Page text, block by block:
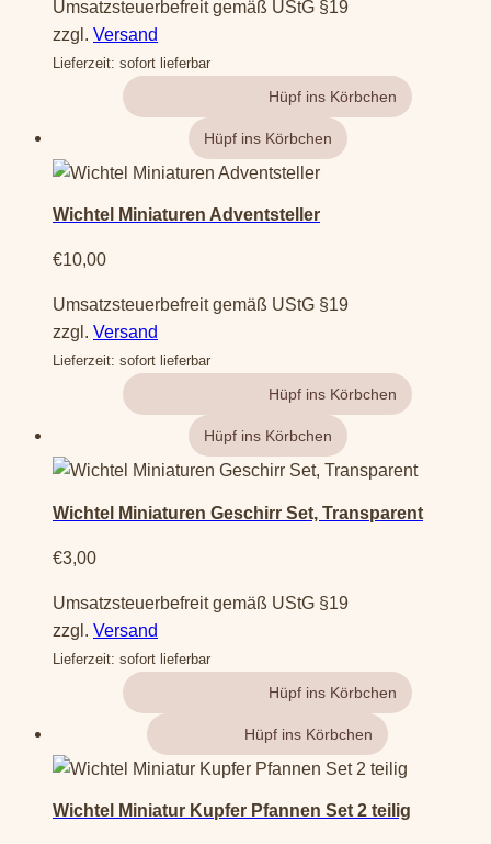
Umsatzsteuerbefreit gemäß UStG §19
zzgl. Versand
Lieferzeit: sofort lieferbar
Wichtel Miniaturen Adventsteller
€10,00
Umsatzsteuerbefreit gemäß UStG §19
zzgl. Versand
Lieferzeit: sofort lieferbar
Wichtel Miniaturen Geschirr Set, Transparent
€3,00
Umsatzsteuerbefreit gemäß UStG §19
zzgl. Versand
Lieferzeit: sofort lieferbar
Wichtel Miniatur Kupfer Pfannen Set 2 teilig